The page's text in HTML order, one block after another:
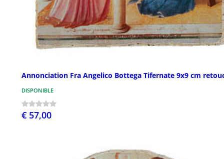
Annonciation Fra Angelico Bottega Tifernate 9x9 cm
DISPONIBLE
€ 57,00